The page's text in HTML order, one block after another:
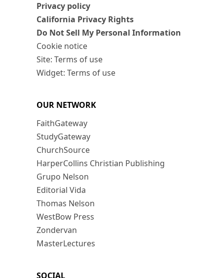
Privacy policy
California Privacy Rights
Do Not Sell My Personal Information
Cookie notice
Site: Terms of use
Widget: Terms of use
OUR NETWORK
FaithGateway
StudyGateway
ChurchSource
HarperCollins Christian Publishing
Grupo Nelson
Editorial Vida
Thomas Nelson
WestBow Press
Zondervan
MasterLectures
SOCIAL